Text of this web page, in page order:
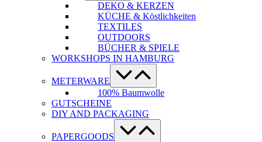
DEKO & KERZEN
KÜCHE & Köstlichkeiten
TEXTILES
OUTDOORS
BÜCHER & SPIELE
WORKSHOPS IN HAMBURG
METERWARE
Menü-
Schalter
100% Baumwolle
GUTSCHEINE
DIY AND PACKAGING
PAPERGOODS
Menü-
Schalter